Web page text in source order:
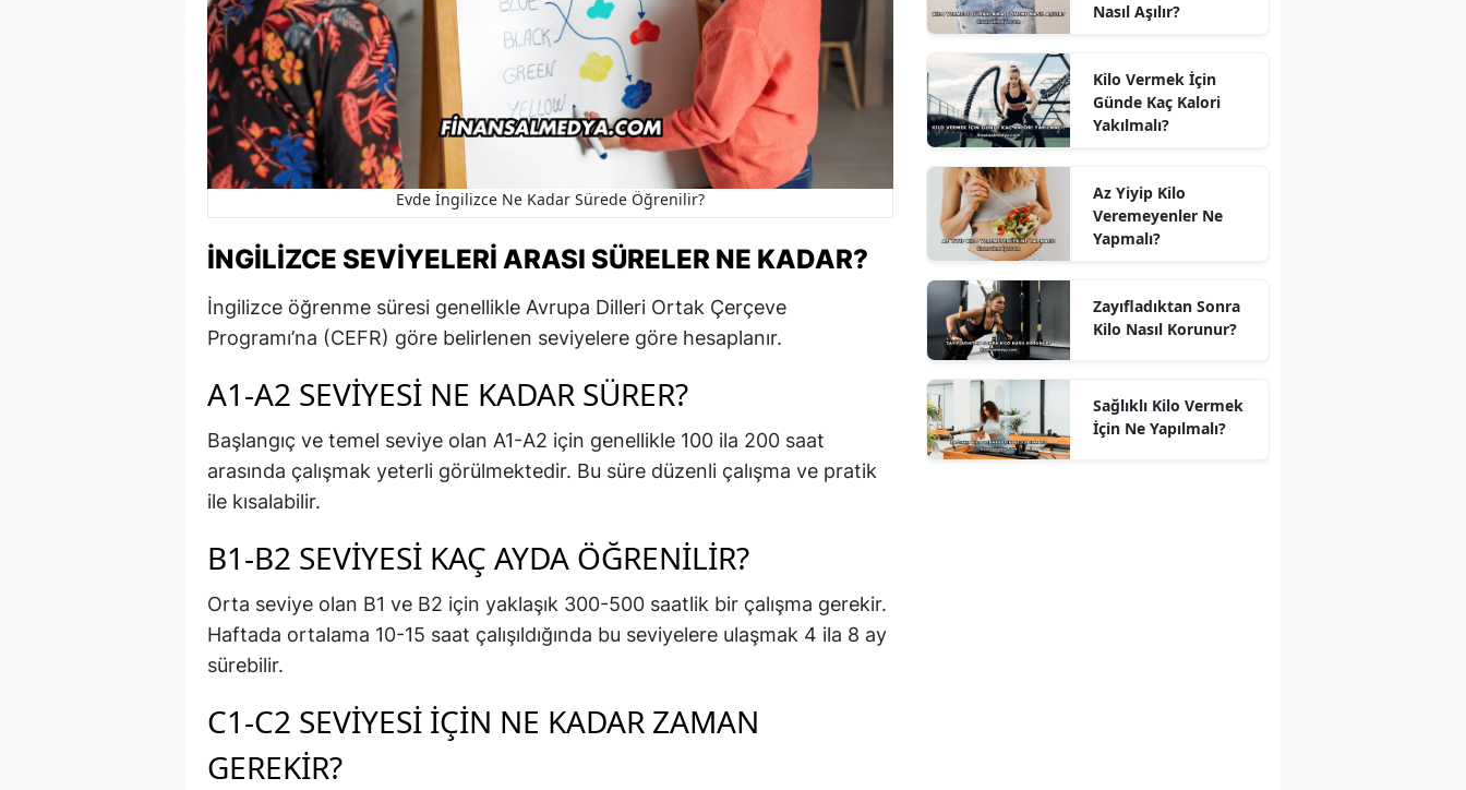
Evde İngilizce Ne Kadar Sürede Öğrenilir?
İNGILIZCE SEVIYELERI ARASI SÜRELER NE KADAR?
İngilizce öğrenme süresi genellikle Avrupa Dilleri Ortak Çerçeve
Programı’na (CEFR) göre belirlenen seviyelere göre hesaplanır.
A1-A2 SEVIYESI NE KADAR SÜRER?
Başlangıç ve temel seviye olan A1-A2 için genellikle 100 ila 200 saat
arasında çalışmak yeterli görülmektedir. Bu süre düzenli çalışma ve pratik
ile kısalabilir.
B1-B2 SEVIYESI KAÇ AYDA ÖĞRENILIR?
Orta seviye olan B1 ve B2 için yaklaşık 300-500 saatlik bir çalışma gerekir.
Haftada ortalama 10-15 saat çalışıldığında bu seviyelere ulaşmak 4 ila 8 ay
sürebilir.
C1-C2 SEVIYESI İÇIN NE KADAR ZAMAN
GEREKIR?
Nasıl Aşılır?
Kilo Vermek İçin
Günde Kaç Kalori
Yakılmalı?
Az Yiyip Kilo
Veremeyenler Ne
Yapmalı?
Zayıfladıktan Sonra
Kilo Nasıl Korunur?
Sağlıklı Kilo Vermek
İçin Ne Yapılmalı?